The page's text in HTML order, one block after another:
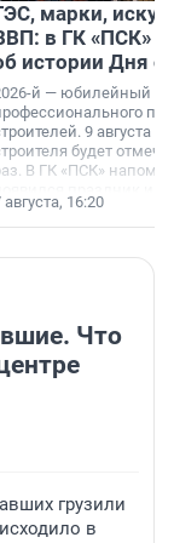
марки,
в ГК «ПСК»
истории Дня
й — юбилейный
9 августа
будет
В ГК «ПСК»
роль
августа, 16:20
Что
грузили
в